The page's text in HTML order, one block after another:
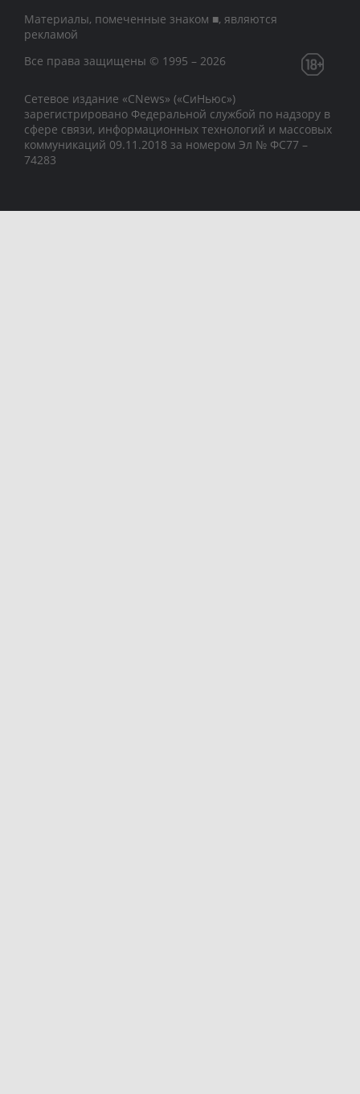
Материалы, помеченные знаком ■, являются
рекламой
Все права защищены © 1995 – 2026
Сетевое издание «CNews» («СиНьюс»)
зарегистрировано Федеральной службой по надзору в
сфере связи, информационных технологий и массовых
коммуникаций 09.11.2018 за номером Эл № ФС77 –
74283